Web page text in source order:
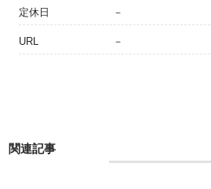
定休日 －
URL －
関連記事